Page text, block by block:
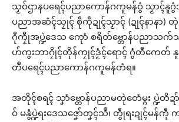
သၟဝ်ဌာနပရေၚ်ပညာကောန်ဂကူမန်ဝွံ သၟာၚ်နူဂွံအ
ပညာအဆံၚ်သၠုၚ် စဵုကဵုဍုၚ်သၟာၚ် (ဍုၚ်နာနာ)
ဂီုကၠီုအပ္ဍဲဒေသ ကေုာံ စရိတ်ဗ္တောန်ပညာသက်
ဟ်ကွးဘာဂၠိုၚ်တိုန်ကၠုၚ်ဒၟံၚ်ရောၚ် ဂွံတီကေတ် နူ
တဳပရေၚ်ပညာကောန်ဂကူမန်တံရ။
အတိုၚ်စရၚ် သၞာံဗ္တောန်ပညာမတုဲတေံမ္ဂး ပ္ဍဲတိ
ဝ် မနွံပ္ဍဲရးဒေသဇၞော်တၞၚ်သဳ၊ တွဵုရးဍုၚ်မန်ကဵု